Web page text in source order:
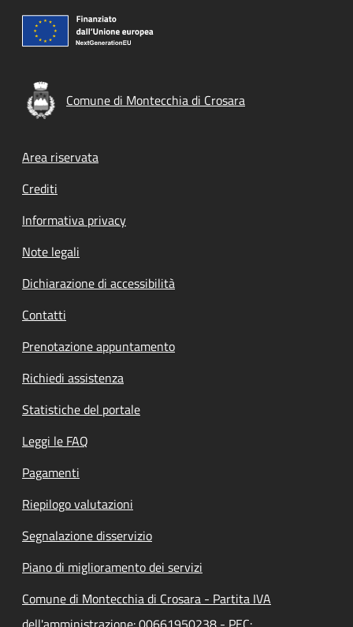
Comune di Montecchia di Crosara
Footer menu
Area riservata
Crediti
Informativa privacy
Note legali
Dichiarazione di accessibilità
Contatti
Prenotazione appuntamento
Richiedi assistenza
Statistiche del portale
Leggi le FAQ
Pagamenti
Riepilogo valutazioni
Segnalazione disservizio
Piano di miglioramento dei servizi
Comune di Montecchia di Crosara - Partita IVA